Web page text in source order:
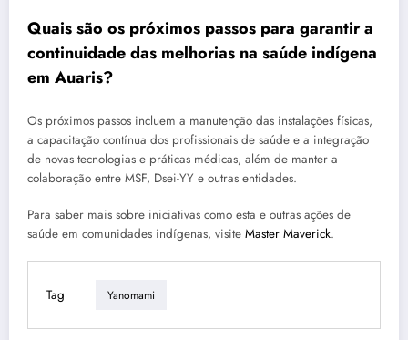
Quais são os próximos passos para garantir a
continuidade das melhorias na saúde indígena
em Auaris?
Os próximos passos incluem a manutenção das instalações físicas,
a capacitação contínua dos profissionais de saúde e a integração
de novas tecnologias e práticas médicas, além de manter a
colaboração entre MSF, Dsei-YY e outras entidades.
Para saber mais sobre iniciativas como esta e outras ações de
saúde em comunidades indígenas, visite Master Maverick.
Tag Yanomami